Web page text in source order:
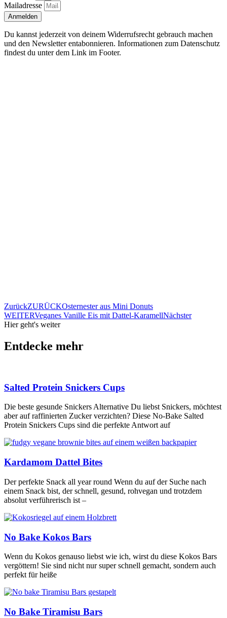
Mailadresse
Anmelden
Du kannst jederzeit von deinem Widerrufsrecht gebrauch machen
und den Newsletter entabonnieren. Informationen zum Datenschutz
findest du unter dem Link im Footer.
ZurückZURÜCKOsternester aus Mini Donuts
WEITERVeganes Vanille Eis mit Dattel-KaramellNächster
Hier geht's weiter
Entdecke mehr
Salted Protein Snickers Cups
Die beste gesunde Snickers Alternative Du liebst Snickers, möchtest
aber auf raffinierten Zucker verzichten? Diese No-Bake Salted
Protein Snickers Cups sind die perfekte Antwort auf
Kardamom Dattel Bites
Der perfekte Snack all year round Wenn du auf der Suche nach
einem Snack bist, der schnell, gesund, rohvegan und trotzdem
absolut verführerisch ist –
No Bake Kokos Bars
Wenn du Kokos genauso liebst wie ich, wirst du diese Kokos Bars
vergöttern! Sie sind nicht nur super schnell gemacht, sondern auch
perfekt für heiße
No Bake Tiramisu Bars